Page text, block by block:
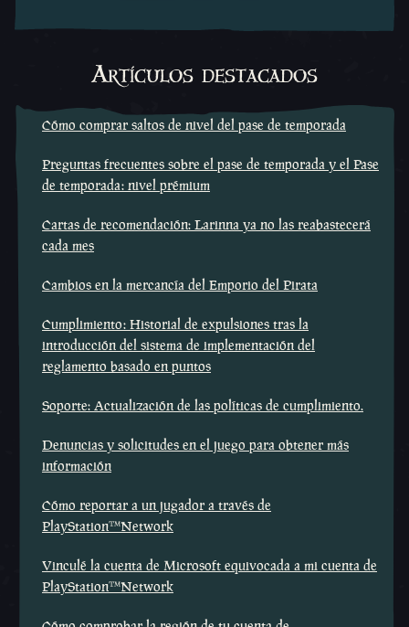
Artículos destacados
Cómo comprar saltos de nivel del pase de temporada
Preguntas frecuentes sobre el pase de temporada y el Pase
de temporada: nivel prémium
Cartas de recomendación: Larinna ya no las reabastecerá
cada mes
Cambios en la mercancía del Emporio del Pirata
Cumplimiento: Historial de expulsiones tras la
introducción del sistema de implementación del
reglamento basado en puntos
Soporte: Actualización de las políticas de cumplimiento.
Denuncias y solicitudes en el juego para obtener más
información
Cómo reportar a un jugador a través de
PlayStation™Network
Vinculé la cuenta de Microsoft equivocada a mi cuenta de
PlayStation™Network